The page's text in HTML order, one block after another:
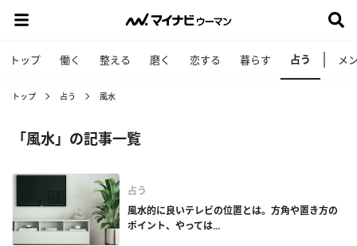
トップ 働く 整える 磨く 恋する 暮らす 占う メ
トップ 占う 風水
「風水」の記事一覧
占う
風水的に良いテレビの位置とは。方角や置き方の
ポイント、やっては...